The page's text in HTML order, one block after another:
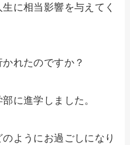
に相当影響を与えてく
れたのですか？
に進学しました。
ようにお過ごしになり